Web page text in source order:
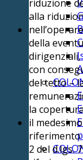
riduzione
alla
della
con
del tetto –
la
il
riferimento
2 del d.lgs.